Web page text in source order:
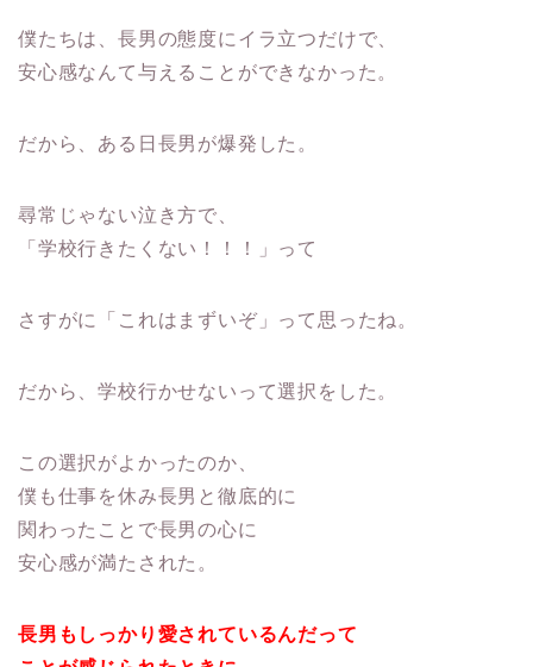
僕たちは、長男の態度にイラ立つだけで、
安心感なんて与えることができなかった。
だから、ある日長男が爆発した。
尋常じゃない泣き方で、
「学校行きたくない！！！」って
さすがに「これはまずいぞ」って思ったね。
だから、学校行かせないって選択をした。
この選択がよかったのか、
僕も仕事を休み長男と徹底的に
関わったことで長男の心に
安心感が満たされた。
長男もしっかり愛されているんだって